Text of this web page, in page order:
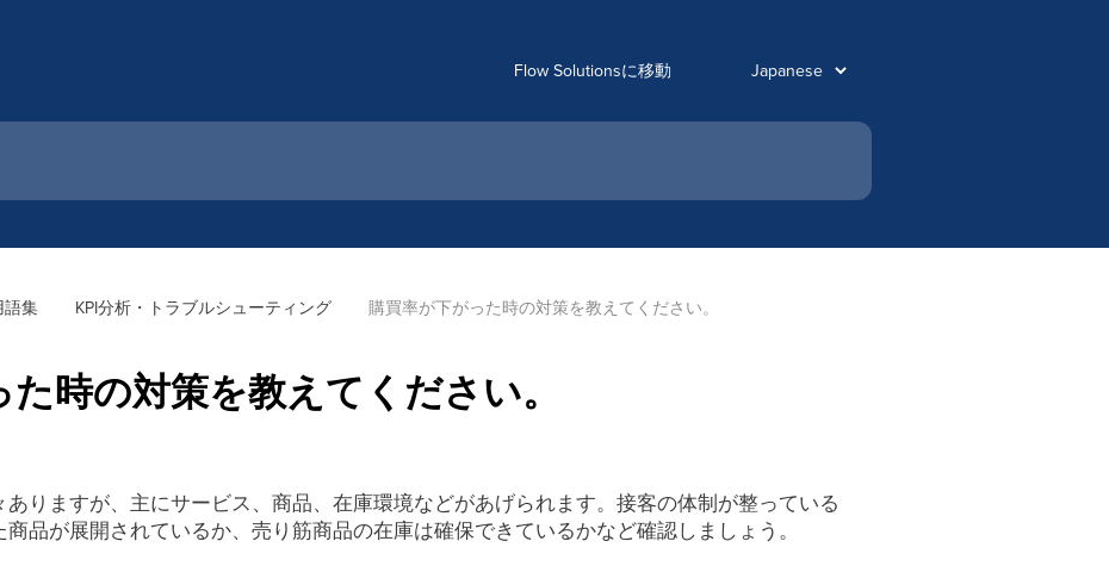
Flow Solutionsに移動
語集 KPI分析・トラブルシューティング 購買率が下がった時の対策を教えてください。
時の対策を教えてください。
りますが、主にサービス、商品、在庫環境などがあげられます。接客の体制が整っている
品が展開されているか、売り筋商品の在庫は確保できているかなど確認しましょう。